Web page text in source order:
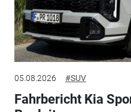
05.08.2026 #SUV
Fahrbericht Kia